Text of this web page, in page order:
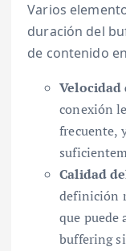
Varios
duración del
de contenido
conexión
frecuente,
Calidad
definición
que puede
buffering